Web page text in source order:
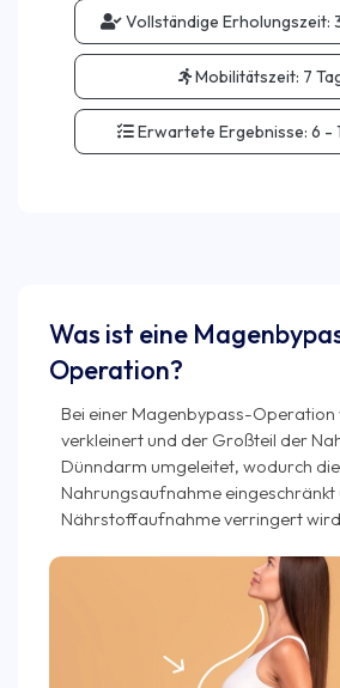
Vollständige Erholungszeit:
Mobilitätszeit: 7
Erwartete Ergebnisse: 6 -
Was ist eine
Operation?
Bei einer Magenbypass-
verkleinert und der Großteil der
Dünndarm umgeleitet, wodurch die
Nahrungsaufnahme eingeschränkt
Nährstoffaufnahme verringert